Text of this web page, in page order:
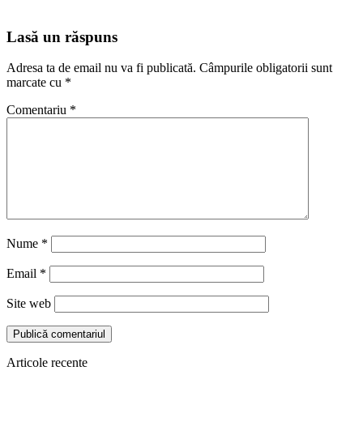
Lasă un răspuns
Adresa ta de email nu va fi publicată. Câmpurile obligatorii sunt
marcate cu *
Comentariu *
Nume *
Email *
Site web
Articole recente